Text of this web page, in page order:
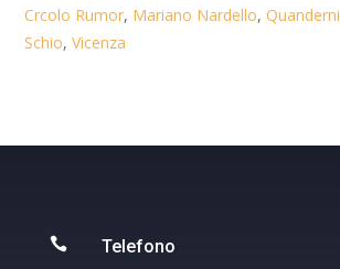
Crcolo Rumor, Mariano Nardello,Quanderni
Schio,Vicenza
 Telefono